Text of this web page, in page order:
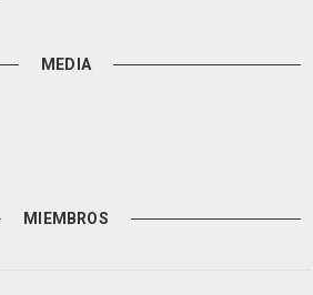
MEDIA
MIEMBROS